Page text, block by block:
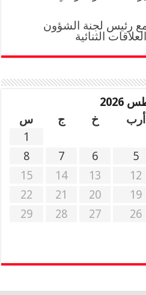
رئيس لجنة الشؤون
الثنائية
2026
أرب خ ج
س
1
5
6
7
8
12
13
14
15
19
20
21
22
26
27
28
29